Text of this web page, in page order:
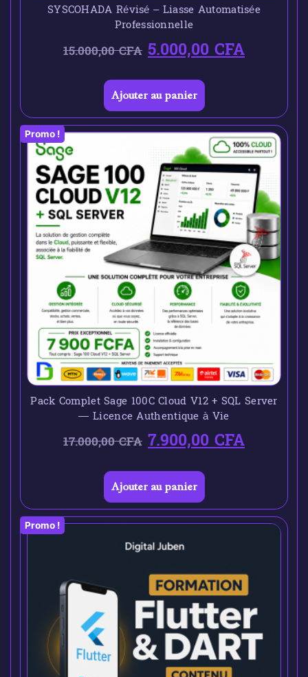
SYSCOHADA Révisé – Liasse Automatisée
Professionnelle
15.000,00CFA 5.000,00CFA
Ajouter au panier
Promo !
Pack Complet Sage 100C Cloud V12 + SQL Server
— Licence Authentique à Vie
17.000,00CFA 7.900,00CFA
Ajouter au panier
Promo !